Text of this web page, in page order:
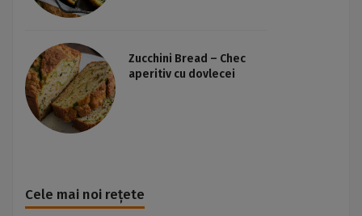
Zucchini Bread – Chec
aperitiv cu dovlecei
Cele mai noi rețete